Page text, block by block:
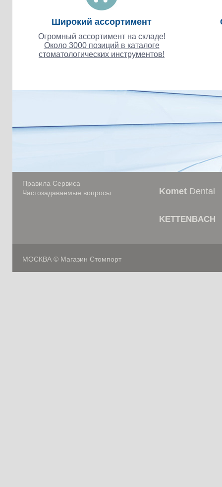
Широкий ассортимент
Огромный ассортимент на складе!
Около 3000 позиций в каталоге
стоматологических инструментов!
Правила Сервиса
Частозадаваемые вопросы
Komet Dental
KETTENBACH
МОСКВА © Магазин Стомпорт